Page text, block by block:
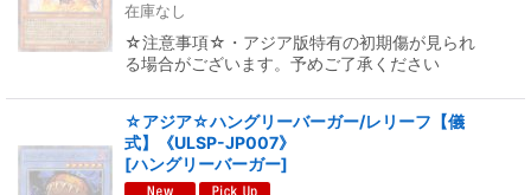
在庫なし
☆注意事項☆・アジア版特有の初期傷が見られ
る場合がございます。予めご了承ください
☆アジア☆ハングリーバーガー/レリーフ【儀
式】《ULSP-JP007》
[ハングリーバーガー]